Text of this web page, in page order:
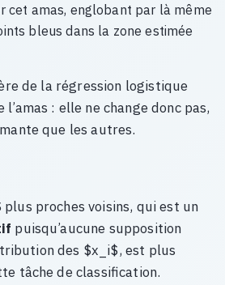
cet amas, englobant par là même
bleus dans la zone estimée
de la régression logistique
l’amas : elle ne change donc pas,
que les autres.
proches voisins, qui est un
puisqu’aucune supposition
des $x_i$, est plus
tâche de classification.